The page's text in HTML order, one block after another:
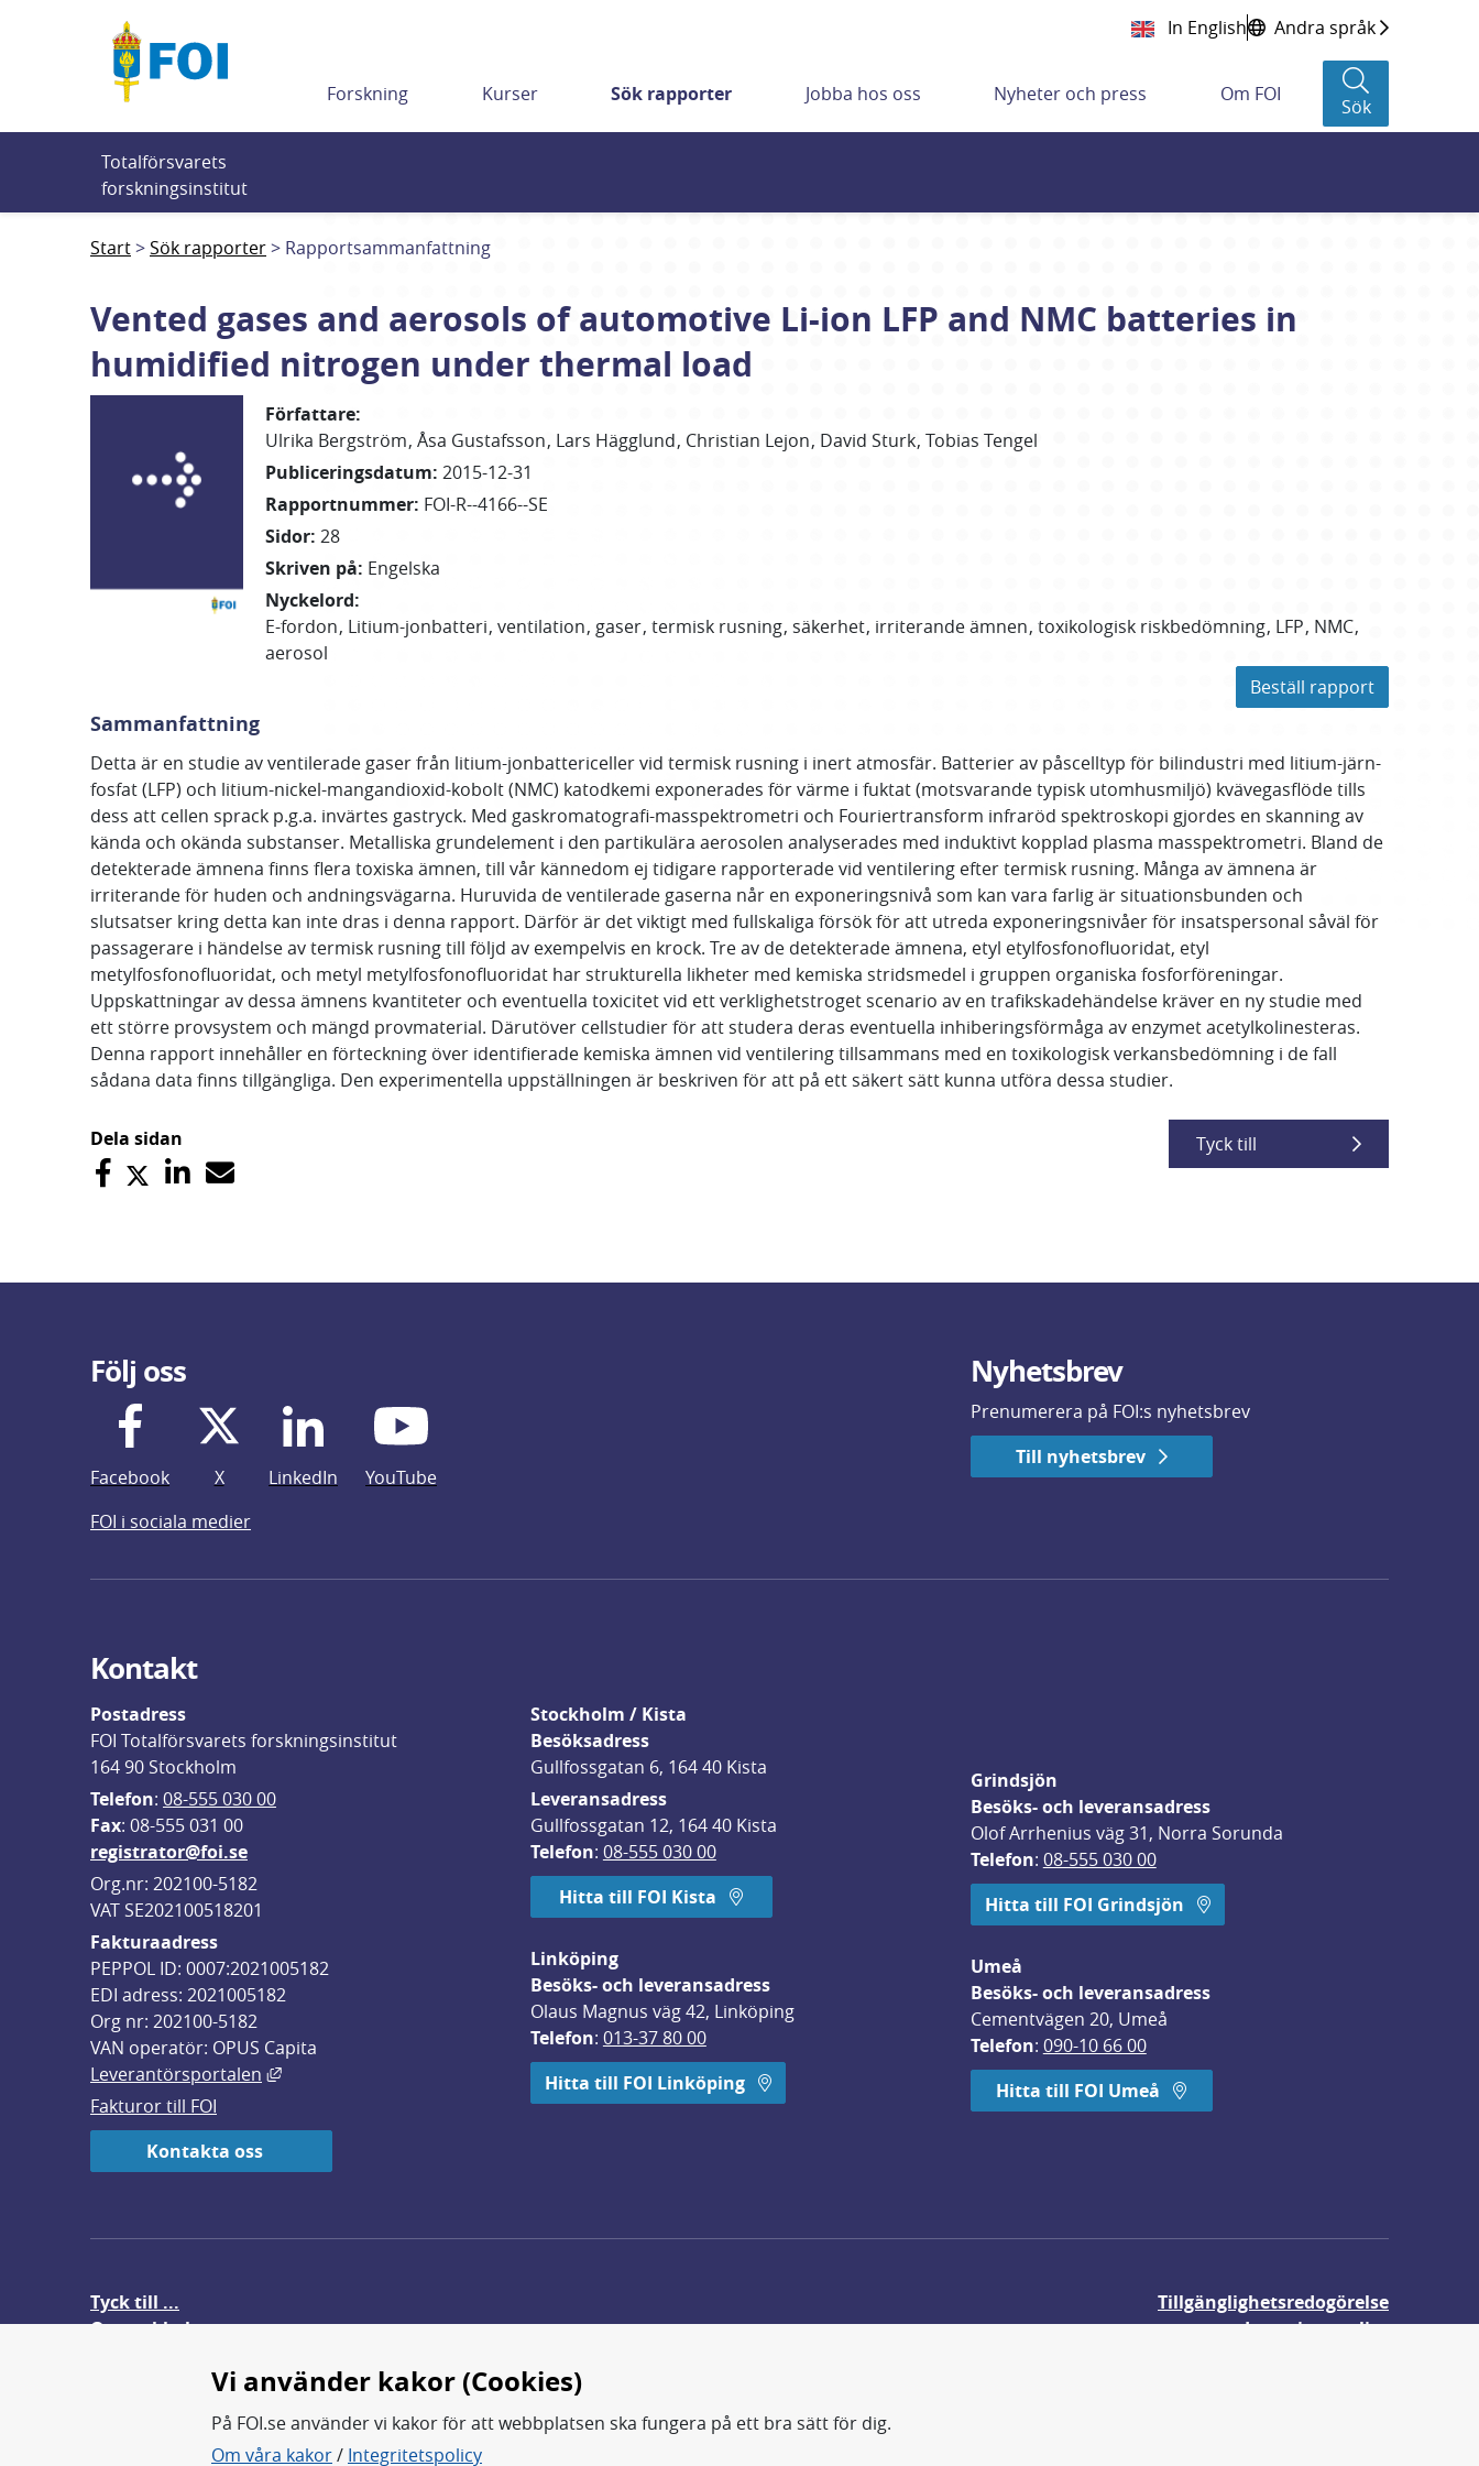
In English Andra språk
Forskning Kurser Sök rapporter Jobba hos oss Nyheter och press Om FOI
Sök
Totalförsvarets
forskningsinstitut
Start Sök rapporter Rapportsammanfattning
Vented gases and aerosols of automotive Li-ion LFP and NMC batteries in
humidified nitrogen under thermal load
Författare:
Ulrika Bergström Åsa Gustafsson Lars Hägglund Christian Lejon David Sturk Tobias Tengel
Publiceringsdatum: 2015-12-31
Rapportnummer: FOI-R--4166--SE
Sidor: 28
Skriven på: Engelska
Nyckelord:
E-fordon Litium-jonbatteri ventilation gaser termisk rusning säkerhet irriterande ämnen toxikologisk riskbedömning LFP NMC
aerosol
Beställ rapport
Sammanfattning
Detta är en studie av ventilerade gaser från litium-jonbattericeller vid termisk rusning i inert atmosfär. Batterier av påscelltyp för bilindustri med litium-järn-
fosfat (LFP) och litium-nickel-mangandioxid-kobolt (NMC) katodkemi exponerades för värme i fuktat (motsvarande typisk utomhusmiljö) kvävegasflöde tills
dess att cellen sprack p.g.a. invärtes gastryck. Med gaskromatografi-masspektrometri och Fouriertransform infraröd spektroskopi gjordes en skanning av
kända och okända substanser. Metalliska grundelement i den partikulära aerosolen analyserades med induktivt kopplad plasma masspektrometri. Bland de
detekterade ämnena finns flera toxiska ämnen, till vår kännedom ej tidigare rapporterade vid ventilering efter termisk rusning. Många av ämnena är
irriterande för huden och andningsvägarna. Huruvida de ventilerade gaserna når en exponeringsnivå som kan vara farlig är situationsbunden och
slutsatser kring detta kan inte dras i denna rapport. Därför är det viktigt med fullskaliga försök för att utreda exponeringsnivåer för insatspersonal såväl för
passagerare i händelse av termisk rusning till följd av exempelvis en krock. Tre av de detekterade ämnena, etyl etylfosfonofluoridat, etyl
metylfosfonofluoridat, och metyl metylfosfonofluoridat har strukturella likheter med kemiska stridsmedel i gruppen organiska fosforföreningar.
Uppskattningar av dessa ämnens kvantiteter och eventuella toxicitet vid ett verklighetstroget scenario av en trafikskadehändelse kräver en ny studie med
ett större provsystem och mängd provmaterial. Därutöver cellstudier för att studera deras eventuella inhiberingsförmåga av enzymet acetylkolinesteras.
Denna rapport innehåller en förteckning över identifierade kemiska ämnen vid ventilering tillsammans med en toxikologisk verkansbedömning i de fall
sådana data finns tillgängliga. Den experimentella uppställningen är beskriven för att på ett säkert sätt kunna utföra dessa studier.
Dela sidan Tyck till
Följ oss
Facebook X LinkedIn
YouTube
FOI i sociala medier
Nyhetsbrev
Prenumerera på FOI:s nyhetsbrev
Till nyhetsbrev
Kontakt
Postadress
FOI Totalförsvarets forskningsinstitut
164 90 Stockholm
Telefon: 08-555 030 00
Fax: 08-555 031 00
registrator@foi.se
Org.nr: 202100-5182
VAT SE202100518201
Fakturaadress
PEPPOL ID: 0007:2021005182
EDI adress: 2021005182
Org nr: 202100-5182
VAN operatör: OPUS Capita
Leverantörsportalen
Länk till annan webbplats, öppnas i nytt fönster.
Fakturor till FOI
Kontakta oss
Stockholm / Kista
Besöksadress
Gullfossgatan 6, 164 40 Kista
Leveransadress
Gullfossgatan 12, 164 40 Kista
Telefon: 08-555 030 00
Hitta till FOI Kista
Linköping
Besöks- och leveransadress
Olaus Magnus väg 42, Linköping
Telefon: 013-37 80 00
Hitta till FOI Linköping
Grindsjön
Besöks- och leveransadress
Olof Arrhenius väg 31, Norra Sorunda
Telefon: 08-555 030 00
Hitta till FOI Grindsjön
Umeå
Besöks- och leveransadress
Cementvägen 20, Umeå
Telefon: 090-10 66 00
Hitta till FOI Umeå
Tyck till ...
Om webbplatsen
Tillgänglighetsredogörelse
Integritetspolicy
Vi använder kakor (Cookies)
På FOI.se använder vi kakor för att webbplatsen ska fungera på ett bra sätt för dig.
Om våra kakor/ Integritetspolicy